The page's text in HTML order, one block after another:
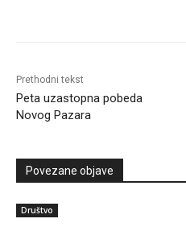
Prethodni tekst
Peta uzastopna pobeda
Novog Pazara
Povezane objave
Društvo